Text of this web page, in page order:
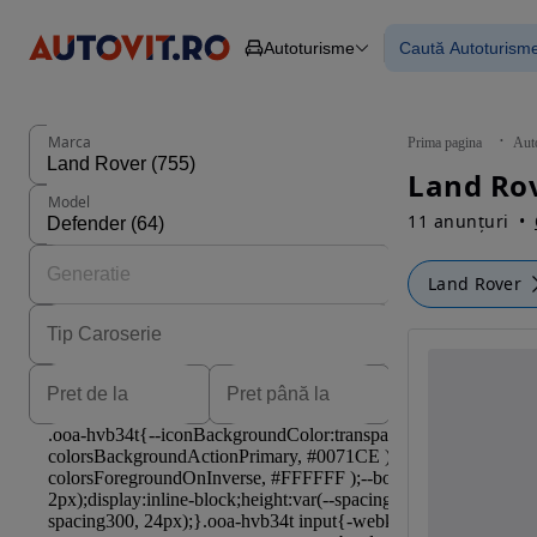
Autoturisme
Autoturisme
Mașini
Mașini cu
Caută
Prima pagina
11 anunțuri
Land Rover
Marca
Model